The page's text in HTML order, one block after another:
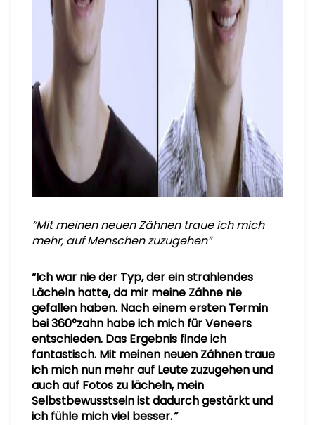
“Mit meinen neuen Zähnen traue ich mich
mehr, auf Menschen zuzugehen”
“Ich war nie der Typ, der ein strahlendes
Lächeln hatte, da mir meine Zähne nie
gefallen haben. Nach einem ersten Termin
bei 360°zahn habe ich mich für Veneers
entschieden. Das Ergebnis finde ich
fantastisch. Mit meinen neuen Zähnen traue
ich mich nun mehr auf Leute zuzugehen und
auch auf Fotos zu lächeln, mein
Selbstbewusstsein ist dadurch gestärkt und
ich fühle mich viel besser.”